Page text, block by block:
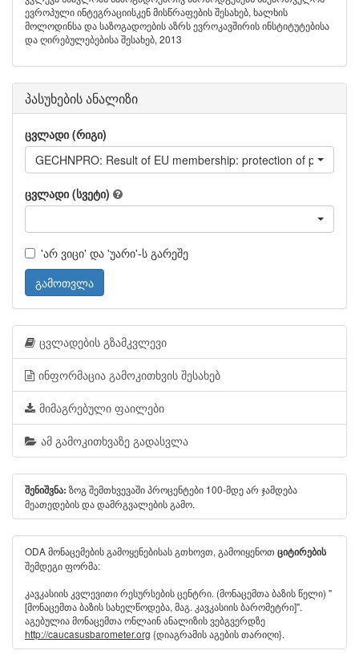
ევროპული ინტეგრაციისკენ მისწრაფების შესახებ, ხალხის
მოლოდინსა და საზოგადოების აზრს ევროკავშირის ინსტიტუტებისა
და ღირებულებებისა შესახებ, 2013
პასუხების ანალიზი
ცვლადი (რიგი)
GECHNPRO: Result of EU membership: protection of property
ცვლადი (სვეტი)
'არ ვიცი' და 'უარი'-ს გარეშე
გამოთვლა
ცვლადების გზამკვლევი
ინფორმაცია გამოკითხვის შესახებ
მიმაგრებული ფაილები
ამ გამოკითხვაზე გადასვლა
შენიშვნა: ზოგ შემთხვევაში პროცენტები 100-მდე არ ჯამდება
მეათედების და დამრგვალების გამო.
ODA მონაცემების გამოყენებისას გთხოვთ, გამოიყენოთ ციტირების
შემდეგი ფორმა:
კავკასიის კვლევითი რესურსების ცენტრი. (მონაცემთა ბაზის წელი) "
[მონაცემთა ბაზის სახელწოდება, მაგ. კავკასიის ბარომეტრი]".
აგებულია მონაცემთა ონლაინ ანალიზის ვებგვერდზე
http://caucasusbarometer.org {დიაგრამის აგების თარიღი}.